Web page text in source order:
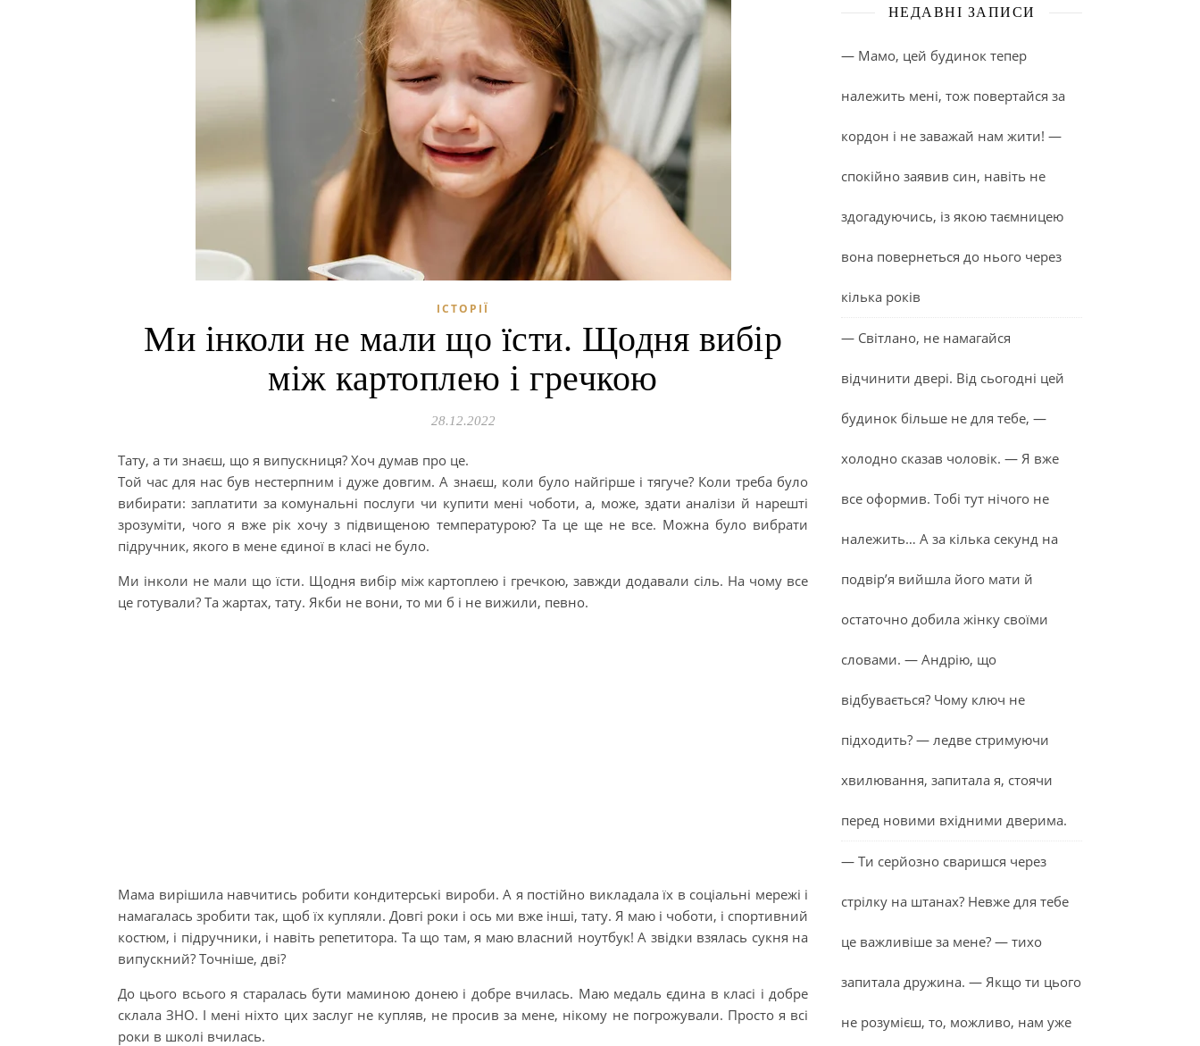
ІСТОРІЇ
Ми інколи не мали що їсти. Щодня вибір
між картоплею і гречкою
28.12.2022
Тату, а ти знаєш, що я випускниця? Хоч думав про це.
Той час для нас був нестерпним і дуже довгим. А знаєш, коли було найгірше і тягуче? Коли треба було
вибирати: заплатити за комунальні послуги чи купити мені чоботи, а, може, здати аналізи й нарешті
зрозуміти, чого я вже рік хочу з підвищеною температурою? Та це ще не все. Можна було вибрати
підручник, якого в мене єдиної в класі не було.
Ми інколи не мали що їсти. Щодня вибір між картоплею і гречкою, завжди додавали сіль. На чому все
це готували? Та жартах, тату. Якби не вони, то ми б і не вижили, певно.
Мама вирішила навчитись робити кондитерські вироби. А я постійно викладала їх в соціальні мережі і
намагалась зробити так, щоб їх купляли. Довгі роки і ось ми вже інші, тату. Я маю і чоботи, і спортивний
костюм, і підручники, і навіть репетитора. Та що там, я маю власний ноутбук! А звідки взялась сукня на
випускний? Точніше, дві?
До цього всього я старалась бути маминою донею і добре вчилась. Маю медаль єдина в класі і добре
склала ЗНО. І мені ніхто цих заслуг не купляв, не просив за мене, нікому не погрожували. Просто я всі
роки в школі вчилась.
НЕДАВНІ ЗАПИСИ
— Мамо, цей будинок тепер
належить мені, тож повертайся за
кордон і не заважай нам жити! —
спокійно заявив син, навіть не
здогадуючись, із якою таємницею
вона повернеться до нього через
кілька років
— Світлано, не намагайся
відчинити двері. Від сьогодні цей
будинок більше не для тебе, —
холодно сказав чоловік. — Я вже
все оформив. Тобі тут нічого не
належить… А за кілька секунд на
подвір’я вийшла його мати й
остаточно добила жінку своїми
словами. — Андрію, що
відбувається? Чому ключ не
підходить? — ледве стримуючи
хвилювання, запитала я, стоячи
перед новими вхідними дверима.
— Ти серйозно сваришся через
стрілку на штанах? Невже для тебе
це важливіше за мене? — тихо
запитала дружина. — Якщо ти цього
не розумієш, то, можливо, нам уже